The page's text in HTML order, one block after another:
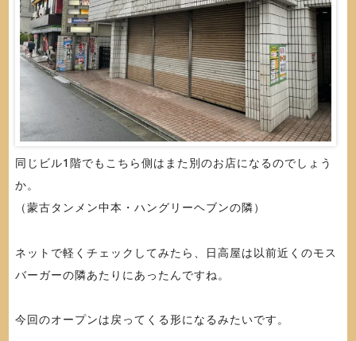
同じビル1階でもこちら側はまた別のお店になるのでしょう
か。
（蒙古タンメン中本・ハングリーヘブンの隣）
ネットで軽くチェックしてみたら、日高屋は以前近くのモス
バーガーの隣あたりにあったんですね。
今回のオープンは戻ってくる形になるみたいです。